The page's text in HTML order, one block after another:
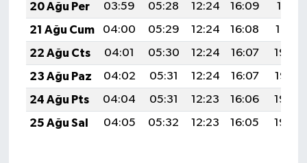
20 Ağu Per
03:59 05:28 12:24 16:09
19:11
21 Ağu Cum
04:00 05:29 12:24 16:08
19:10
22 Ağu Cts
04:01 05:30 12:24 16:07
19:08
23 Ağu Paz
04:02 05:31 12:24 16:07
19:07
24 Ağu Pts
04:04 05:31 12:23 16:06
19:06
25 Ağu Sal
04:05 05:32 12:23 16:05 19:04